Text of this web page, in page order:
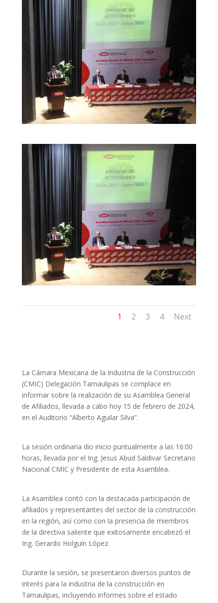
1 2 3 4 Next
La Cámara Mexicana de la Industria de la Construcción
(CMIC) Delegación Tamaulipas se complace en
informar sobre la realización de su Asamblea General
de Afiliados, llevada a cabo hoy 15 de febrero de 2024,
en el Auditorio “Alberto Aguilar Silva”.
La sesión ordinaria dio inicio puntualmente a las 16:00
horas, llevada por el Ing. Jesus Abud Saldivar Secretario
Nacional CMIC y Presidente de esta Asamblea.
La Asamblea contó con la destacada participación de
afiliados y representantes del sector de la construcción
en la región, así como con la presencia de miembros
de la directiva saliente que exitosamente encabezó el
Ing. Gerardo Holguín López.
Durante la sesión, se presentaron diversos puntos de
interés para la industria de la construcción en
Tamaulipas, incluyendo informes sobre el estado